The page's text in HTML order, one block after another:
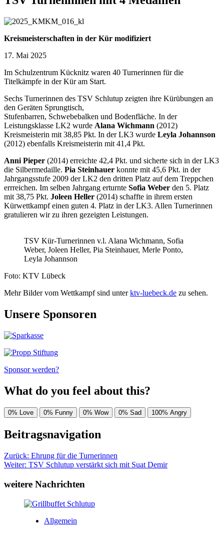
Kreismeisterschaften in der Kür modifiziert
17. Mai 2025
Im Schulzentrum Kücknitz waren 40 Turnerinnen für die
Titelkämpfe in der Kür am Start.
Sechs Turnerinnen des TSV Schlutup zeigten ihre Kürübungen an
den Geräten Sprungtisch,
Stufenbarren, Schwebebalken und Bodenfläche. In der
Leistungsklasse LK2 wurde Alana Wichmann (2012)
Kreismeisterin mit 38,85 Pkt. In der LK3 wurde Leyla Johannson
(2012) ebenfalls Kreismeisterin mit 41,4 Pkt.
Anni Pieper (2014) erreichte 42,4 Pkt. und sicherte sich in der LK3
die Silbermedaille. Pia Steinhauer konnte mit 45,6 Pkt. in der
Jahrgangsstufe 2009 der LK2 den dritten Platz auf dem Treppchen
errreichen. Im selben Jahrgang erturnte Sofia Weber den 5. Platz
mit 38,75 Pkt. Joleen Heller (2014) schaffte in ihrem ersten
Kürwettkampf einen guten 4. Platz in der LK3. Allen Turnerinnen
gratulieren wir zu ihren gezeigten Leistungen.
TSV Kür-Turnerinnen v.l. Alana Wichmann, Sofia
Weber, Joleen Heller, Pia Steinhauer, Merle Ponto,
Leyla Johannson
Foto: KTV Lübeck
Mehr Bilder vom Wettkampf sind unterktv-luebeck.de zu sehen.
Unsere Sponsoren
Sponsor werden?
What do you feel about this?
0% Love 0% Funny 0% Wow 0% Sad 100% Angry
Beitragsnavigation
Zurück: Ehrung für die Turnerinnen
Weiter: TSV Schlutup verstärkt sich mit Suat Demir
weitere Nachrichten
Allgemein